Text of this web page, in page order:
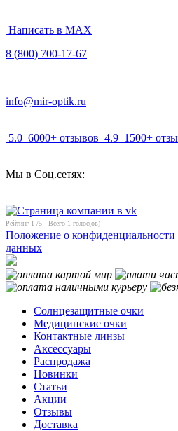
Написать в MAX
8 (800) 700-17-67
info@mir-optik.ru
5.0 6000+ отзывов 4.9 1500+
Мы в Соц.сетях:
Рейтинг 1 /5 - Всего 1 голос(ов)
Положение о
данных
Солнцезащитные очки
Медицинские очки
Контактные линзы
Аксессуары
Распродажа
Новинки
Статьи
Акции
Отзывы
Доставка